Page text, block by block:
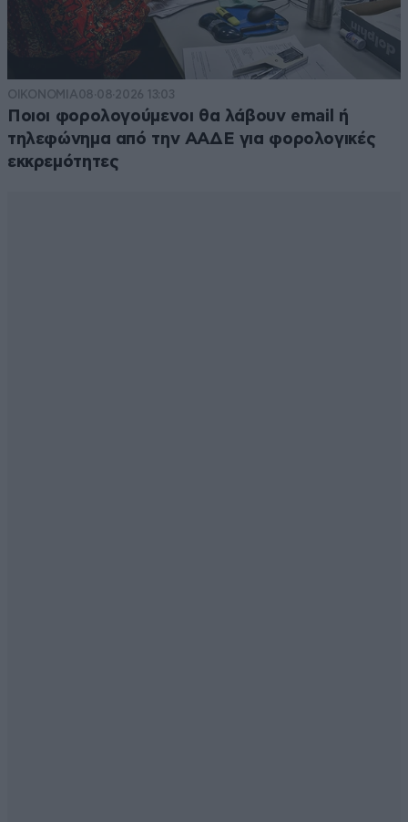
ΟΙΚΟΝΟΜΙΑ08·08·2026 13:03
Ποιοι φορολογούμενοι θα λάβουν email ή
τηλεφώνημα από την ΑΑΔΕ για φορολογικές
εκκρεμότητες